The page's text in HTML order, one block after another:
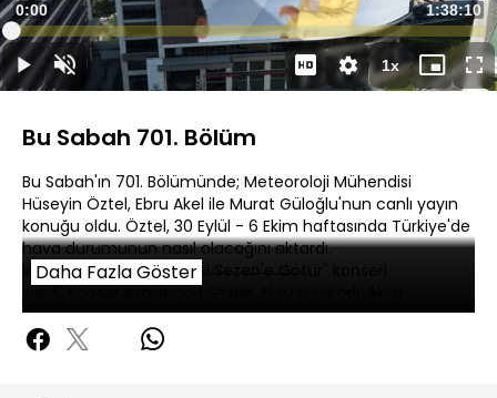
DuraklatSesi
Aç
Süre
0:00 Toplam
Süre
1:38:10
Yüklendi:
0.19%
1xOynatma
Hızı
Mini
oynatıcı
Bu Sabah 701. Bölüm
Bu Sabah'ın 701. Bölümünde; Meteoroloji Mühendisi
Hüseyin Öztel, Ebru Akel ile Murat Güloğlu'nun canlı yayın
konuğu oldu. Öztel, 30 Eylül - 6 Ekim haftasında Türkiye'de
hava durumunun nasıl olacağını aktardı.
Hande Yener "Hande Bizi Sezen'e Götür" konseri
sahnelere geri dönüp dönmeyeceğiyle ilgili açıklama yaptı.
Daha Fazla Göster